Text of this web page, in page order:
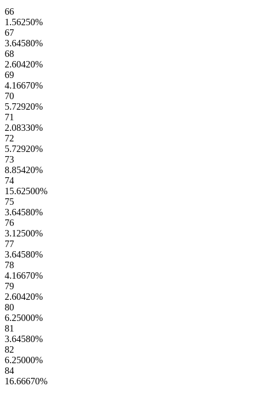
66
1.56250%
67
3.64580%
68
2.60420%
69
4.16670%
70
5.72920%
71
2.08330%
72
5.72920%
73
8.85420%
74
15.62500%
75
3.64580%
76
3.12500%
77
3.64580%
78
4.16670%
79
2.60420%
80
6.25000%
81
3.64580%
82
6.25000%
84
16.66670%